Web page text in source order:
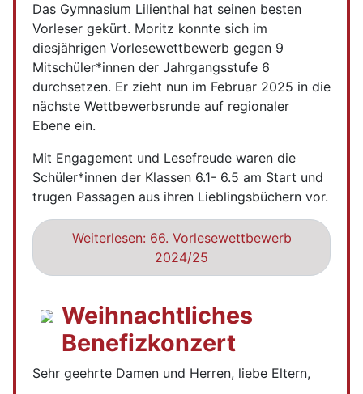
Das Gymnasium Lilienthal hat seinen besten
Vorleser gekürt. Moritz konnte sich im
diesjährigen Vorlesewettbewerb gegen 9
Mitschüler*innen der Jahrgangsstufe 6
durchsetzen. Er zieht nun im Februar 2025 in die
nächste Wettbewerbsrunde auf regionaler
Ebene ein.
Mit Engagement und Lesefreude waren die
Schüler*innen der Klassen 6.1- 6.5 am Start und
trugen Passagen aus ihren Lieblingsbüchern vor.
Weiterlesen: 66. Vorlesewettbewerb
2024/25
Weihnachtliches
Benefizkonzert
Sehr geehrte Damen und Herren, liebe Eltern,